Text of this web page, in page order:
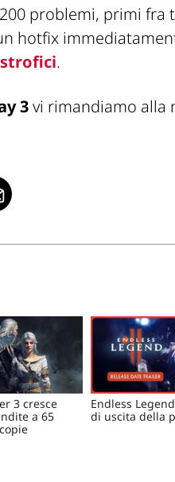
problemi, primi
hotfix
.
3vi rimandiamo alla
3 cresce
a 65
Endless
di uscita della